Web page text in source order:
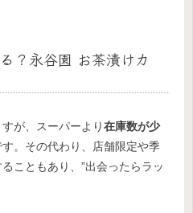
？永谷園 お茶漬けカ
が、スーパーより在庫数が少
す。その代わり、店舗限定や季
こともあり、”出会ったらラッ